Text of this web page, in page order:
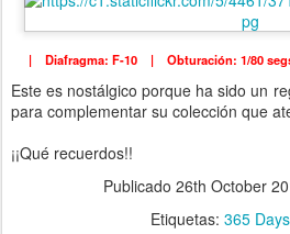
| Diafragma: F-10 | Obturación: 1/80
Este es nostálgico porque ha sido un
para complementar su colección que
¡¡Qué recuerdos!!
Publicado 26th October
Etiquetas: 365